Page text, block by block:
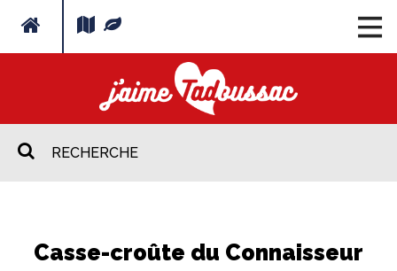
Casse-croûte du Connaisseur